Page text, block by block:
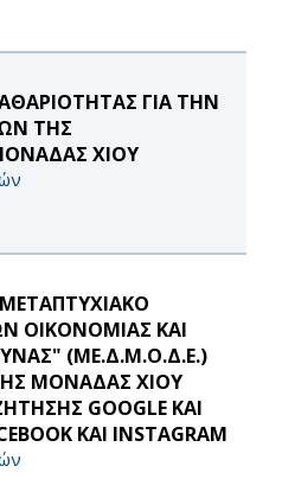
ΓΙΑ ΤΗΝ
ΤΗΣ
ΧΙΟΥ
ΟΙΚΟΝΟΜΙΑΣ ΚΑΙ
(ΜE.Δ.Μ.Ο.Δ.Ε.)
ΜΟΝΑΔΑΣ ΧΙΟΥ
GOOGLE ΚΑΙ
ΚΑΙ INSTAGRAM